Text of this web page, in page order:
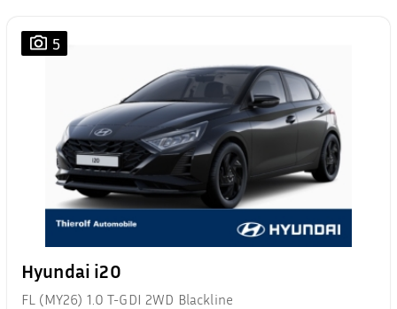
5
Hyundai i20
FL (MY26) 1.0 T-GDI 2WD Blackline